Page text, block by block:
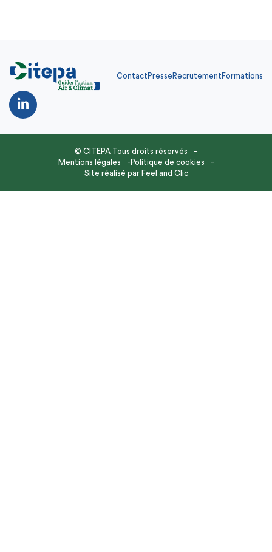
Contact Presse Recrutement Formations
© CITEPA Tous droits réservés
Mentions légales
Politique de cookies
Site réalisé par Feel and Clic